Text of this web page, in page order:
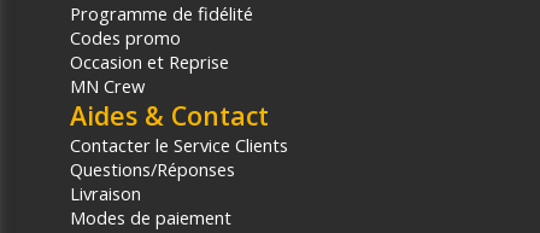
Programme de fidélité
Codes promo
Occasion et Reprise
MN Crew
Aides & Contact
Contacter le Service Clients
Questions/Réponses
Livraison
Modes de paiement